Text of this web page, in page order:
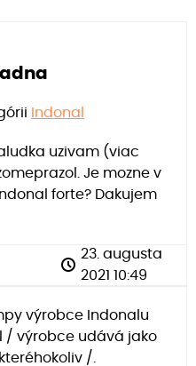
Indonal
uzivam (viac
Je mozne v
forte? Dakujem
23. augusta
2021 10:49
výrobce Indonalu
/ výrobce udává jako
/.